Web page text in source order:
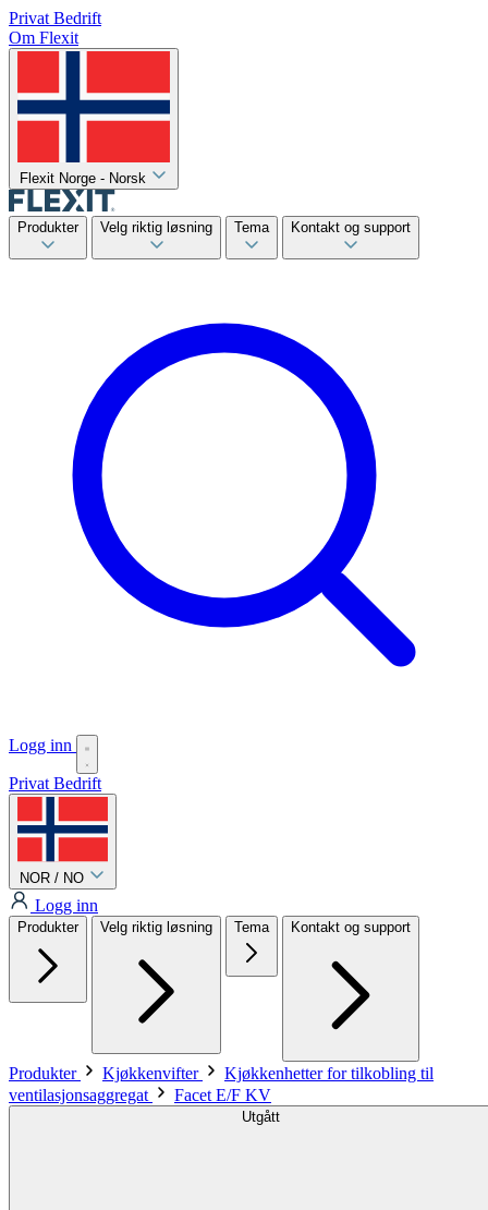
Privat Bedrift
Om Flexit
Flexit Norge - Norsk
Produkter Velg riktig løsning Tema Kontakt og support
Logg inn
Privat Bedrift
NOR / NO
Logg inn
Produkter Velg riktig løsning Tema Kontakt og support
Produkter Kjøkkenvifter
Kjøkkenhetter for tilkobling til
ventilasjonsaggregat
Facet E/F KV
Utgått